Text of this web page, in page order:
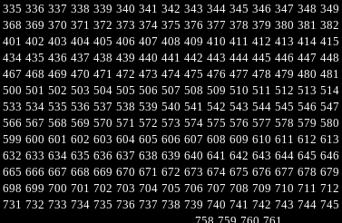
335 336 337 338 339 340 341 342 343 344 345 346 347 348 349
368 369 370 371 372 373 374 375 376 377 378 379 380 381 382
401 402 403 404 405 406 407 408 409 410 411 412 413 414 415
434 435 436 437 438 439 440 441 442 443 444 445 446 447 448
467 468 469 470 471 472 473 474 475 476 477 478 479 480 481
500 501 502 503 504 505 506 507 508 509 510 511 512 513 514
533 534 535 536 537 538 539 540 541 542 543 544 545 546 547
566 567 568 569 570 571 572 573 574 575 576 577 578 579 580
599 600 601 602 603 604 605 606 607 608 609 610 611 612 613
632 633 634 635 636 637 638 639 640 641 642 643 644 645 646
665 666 667 668 669 670 671 672 673 674 675 676 677 678 679
698 699 700 701 702 703 704 705 706 707 708 709 710 711 712
731 732 733 734 735 736 737 738 739 740 741 742 743 744 745